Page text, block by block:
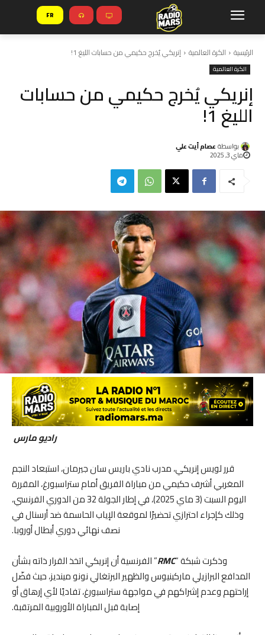
FR
الرئيسية الكرة العالمية إنريكي يُخرج حكيمي من حسابات الليغ 1!
الكرة العالمية
إنريكي يُخرج حكيمي من حسابات
الليغ 1!
بواسطة عصام أيت علي
ماي 3, 2025
راديو مارس
قرر لويس إنريكي، مدرب نادي باريس سان جيرمان، استبعاد النجم
المغربي أشرف حكيمي من مباراة الفريق أمام ستراسبورغ، المقررة
اليوم السبت (3 ماي 2025)، في إطار الجولة 32 من الدوري الفرنسي،
وذلك كإجراء احترازي تحضيرًا لموقعة الإياب الحاسمة ضد أرسنال في
نصف نهائي دوري أبطال أوروبا.
وذكرت شبكة “RMC” الفرنسية أن إنريكي اتخذ القرار ذاته بشأن
المدافع البرازيلي ماركينيوس والظهير البرتغالي نونو مينديز، حيث فضّل
إراحتهم وعدم إشراكهم في مواجهة ستراسبورغ، تفاديًا لأي إرهاق أو
إصابة قبل المباراة الأوروبية المرتقبة.